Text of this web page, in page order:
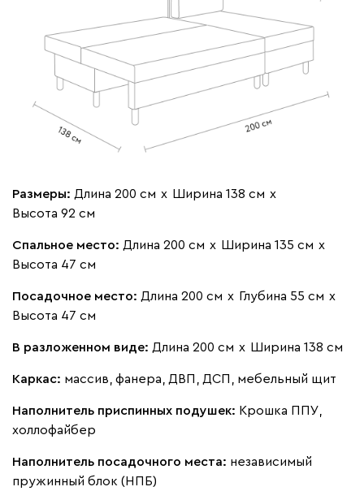
Размеры: Длина 200 см х Ширина 138 см х
Высота 92 см
Спальное место: Длина 200 см х Ширина 135 см х
Высота 47 см
Посадочное место: Длина 200 см х Глубина 55 см х
Высота 47 см
В разложенном виде: Длина 200 см х Ширина 138 см
Каркас: массив, фанера, ДВП, ДСП, мебельный щит
Наполнитель приспинных подушек: Крошка ППУ,
холлофайбер
Наполнитель посадочного места: независимый
пружинный блок (НПБ)